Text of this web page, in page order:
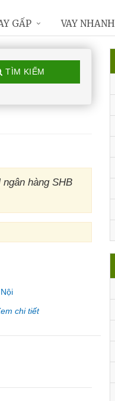
TÌM KIẾM
hàng SHB
chi tiết
GẤP VAY NHANH